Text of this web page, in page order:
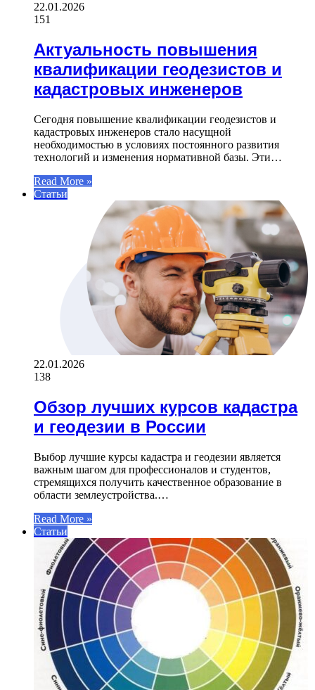
22.01.2026
151
Актуальность повышения
квалификации геодезистов и
кадастровых инженеров
Сегодня повышение квалификации геодезистов и
кадастровых инженеров стало насущной
необходимостью в условиях постоянного развития
технологий и изменения нормативной базы. Эти…
Read More »
Статьи
22.01.2026
138
Обзор лучших курсов кадастра
и геодезии в России
Выбор лучшие курсы кадастра и геодезии является
важным шагом для профессионалов и студентов,
стремящихся получить качественное образование в
области землеустройства.…
Read More »
Статьи